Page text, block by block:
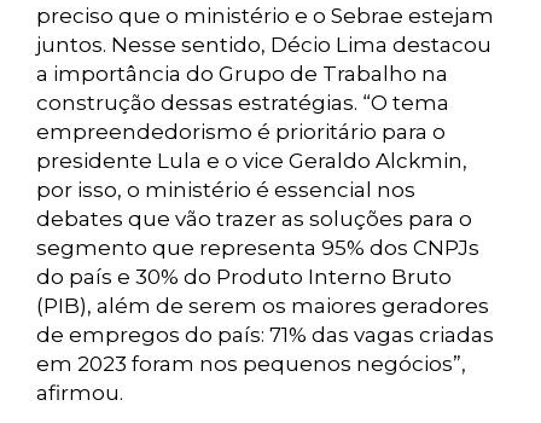
preciso que o ministério e o Sebrae estejam
juntos. Nesse sentido, Décio Lima destacou
a importância do Grupo de Trabalho na
construção dessas estratégias. “O tema
empreendedorismo é prioritário para o
presidente Lula e o vice Geraldo Alckmin,
por isso, o ministério é essencial nos
debates que vão trazer as soluções para o
segmento que representa 95% dos CNPJs
do país e 30% do Produto Interno Bruto
(PIB), além de serem os maiores geradores
de empregos do país: 71% das vagas criadas
em 2023 foram nos pequenos negócios”,
afirmou.